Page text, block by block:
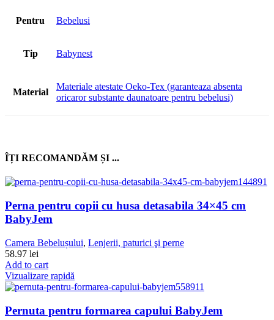
Pentru Bebelusi
Tip Babynest
Material
Materiale atestate Oeko-Tex (garanteaza absenta
oricaror substante daunatoare pentru bebelusi)
ÎȚI RECOMANDĂM ȘI ...
Perna pentru copii cu husa detasabila 34×45 cm
BabyJem
Camera Bebelușului, Lenjerii, paturici şi perne
58.97 lei
Add to cart
Vizualizare rapidă
Pernuta pentru formarea capului BabyJem